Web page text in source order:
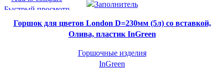
Быстрый просмотр
В желаемое
Горшок для цветов London D=230мм (5л) со вставкой,
Олива, пластик InGreen
Горшочные изделия
InGreen